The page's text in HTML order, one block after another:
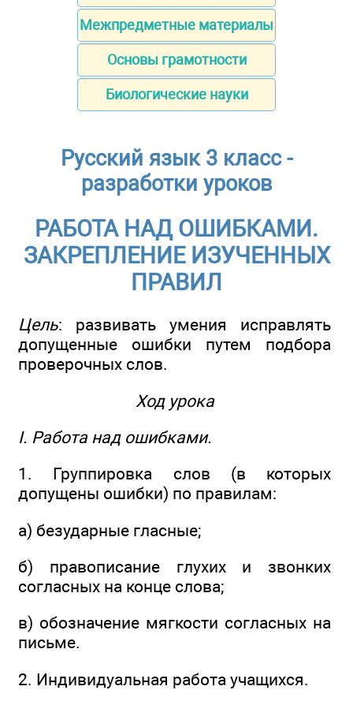
Межпредметные материалы
Основы грамотности
Биологические науки
Русский язык 3 класс -
разработки уроков
РАБОТА НАД ОШИБКАМИ.
ЗАКРЕПЛЕНИЕ ИЗУЧЕННЫХ
ПРАВИЛ
Цель: развивать умения исправлять
допущенные ошибки путем подбора
проверочных слов.
Ход урока
I. Работа над ошибками.
1. Группировка слов (в которых
допущены ошибки) по правилам:
а) безударные гласные;
б) правописание глухих и звонких
согласных на конце слова;
в) обозначение мягкости согласных на
письме.
2. Индивидуальная работа учащихся.